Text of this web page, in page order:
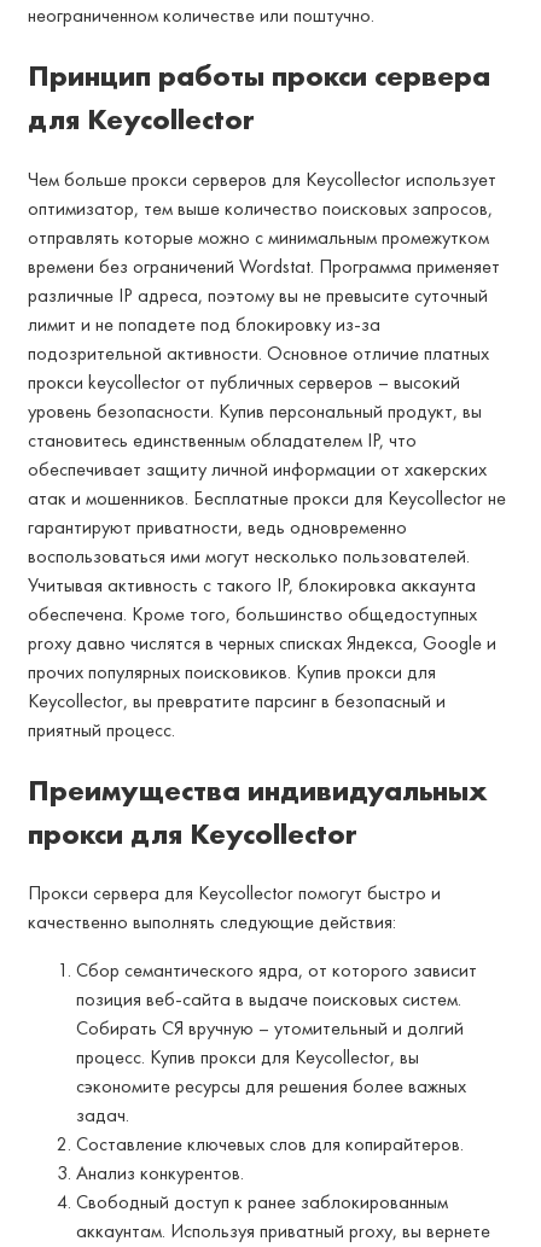
неограниченном количестве или поштучно.
Принцип работы прокси сервера
для Keycollector
Чем больше прокси серверов для Keycollector использует
оптимизатор, тем выше количество поисковых запросов,
отправлять которые можно с минимальным промежутком
времени без ограничений Wordstat. Программа применяет
различные IP адреса, поэтому вы не превысите суточный
лимит и не попадете под блокировку из-за
подозрительной активности. Основное отличие платных
прокси keycollector от публичных серверов – высокий
уровень безопасности. Купив персональный продукт, вы
становитесь единственным обладателем IP, что
обеспечивает защиту личной информации от хакерских
атак и мошенников. Бесплатные прокси для Keycollector не
гарантируют приватности, ведь одновременно
воспользоваться ими могут несколько пользователей.
Учитывая активность с такого IP, блокировка аккаунта
обеспечена. Кроме того, большинство общедоступных
proxy давно числятся в черных списках Яндекса, Google и
прочих популярных поисковиков. Купив прокси для
Keycollector, вы превратите парсинг в безопасный и
приятный процесс.
Преимущества индивидуальных
прокси для Keycollector
Прокси сервера для Keycollector помогут быстро и
качественно выполнять следующие действия:
Сбор семантического ядра, от которого зависит
позиция веб-сайта в выдаче поисковых систем.
Собирать СЯ вручную – утомительный и долгий
процесс. Купив прокси для Keycollector, вы
сэкономите ресурсы для решения более важных
задач.
Составление ключевых слов для копирайтеров.
Анализ конкурентов.
Свободный доступ к ранее заблокированным
аккаунтам. Используя приватный proxy, вы вернете